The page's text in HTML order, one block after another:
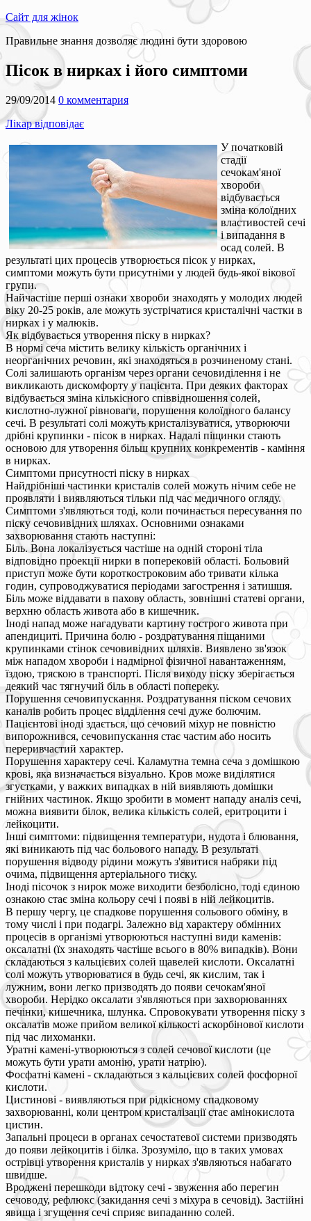
Сайт для жінок
Правильне знання дозволяє людині бути здоровою
Пісок в нирках і його симптоми
29/09/2014 0 комментария
Лікар відповідає
У початковій
стадії
сечокам'яної
хвороби
відбувається
зміна колоїдних
властивостей сечі
і випадання в
осад солей. В
результаті цих процесів утворюється пісок у нирках,
симптоми можуть бути присутніми у людей будь-якої вікової
групи.
Найчастіше перші ознаки хвороби знаходять у молодих людей
віку 20-25 років, але можуть зустрічатися кристалічні частки в
нирках і у малюків.
Як відбувається утворення піску в нирках?
В нормі сеча містить велику кількість органічних і
неорганічних речовин, які знаходяться в розчиненому стані.
Солі залишають організм через органи сечовиділення і не
викликають дискомфорту у пацієнта. При деяких факторах
відбувається зміна кількісного співвідношення солей,
кислотно-лужної рівноваги, порушення колоїдного балансу
сечі. В результаті солі можуть кристалізуватися, утворюючи
дрібні крупинки - пісок в нирках. Надалі піщинки стають
основою для утворення більш крупних конкрементів - каміння
в нирках.
Симптоми присутності піску в нирках
Найдрібніші частинки кристалів солей можуть нічим себе не
проявляти і виявляються тільки під час медичного огляду.
Симптоми з'являються тоді, коли починається пересування по
піску сечовивідних шляхах. Основними ознаками
захворювання стають наступні:
Біль. Вона локалізується частіше на одній стороні тіла
відповідно проекції нирки в поперековій області. Больовий
приступ може бути короткостроковим або тривати кілька
годин, супроводжуватися періодами загострення і затишшя.
Біль може віддавати в пахову область, зовнішні статеві органи,
верхню область живота або в кишечник.
Іноді напад може нагадувати картину гострого живота при
апендициті. Причина болю - роздратування піщаними
крупинками стінок сечовивідних шляхів. Виявлено зв'язок
між нападом хвороби і надмірної фізичної навантаженням,
їздою, тряскою в транспорті. Після виходу піску зберігається
деякий час тягнучий біль в області попереку.
Порушення сечовипускання. Роздратування піском сечових
каналів робить процес відділення сечі дуже болючим.
Пацієнтові іноді здається, що сечовий міхур не повністю
випорожнився, сечовипускання стає частим або носить
переривчастий характер.
Порушення характеру сечі. Каламутна темна сеча з домішкою
крові, яка визначається візуально. Кров може виділятися
згустками, у важких випадках в ній виявляють домішки
гнійних частинок. Якщо зробити в момент нападу аналіз сечі,
можна виявити білок, велика кількість солей, еритроцити і
лейкоцити.
Інші симптоми: підвищення температури, нудота і блювання,
які виникають під час больового нападу. В результаті
порушення відводу рідини можуть з'явитися набряки під
очима, підвищення артеріального тиску.
Іноді пісочок з нирок може виходити безболісно, тоді єдиною
ознакою стає зміна кольору сечі і появі в ній лейкоцитів.
В першу чергу, це спадкове порушення сольового обміну, в
тому числі і при подагрі. Залежно від характеру обмінних
процесів в організмі утворюються наступні види каменів:
оксалатні (їх знаходять частіше всього в 80% випадків). Вони
складаються з кальцієвих солей щавелей кислоти. Оксалатні
солі можуть утворюватися в будь сечі, як кислим, так і
лужним, вони легко призводять до появи сечокам'яної
хвороби. Нерідко оксалати з'являються при захворюваннях
печінки, кишечника, шлунка. Спровокувати утворення піску з
оксалатів може прийом великої кількості аскорбінової кислоти
під час лихоманки.
Уратні камені-утворюються з солей сечової кислоти (це
можуть бути урати амонію, урати натрію).
Фосфатні камені - складаються з кальцієвих солей фосфорної
кислоти.
Цистинові - виявляються при рідкісному спадковому
захворюванні, коли центром кристалізації стає амінокислота
цистин.
Запальні процеси в органах сечостатевої системи призводять
до появи лейкоцитів і білка. Зрозуміло, що в таких умовах
острівці утворення кристалів у нирках з'являються набагато
швидше.
Вроджені перешкоди відтоку сечі - звуження або перегин
сечоводу, рефлюкс (закидання сечі з міхура в сечовід). Застійні
явища і згущення сечі сприяє випаданню солей.